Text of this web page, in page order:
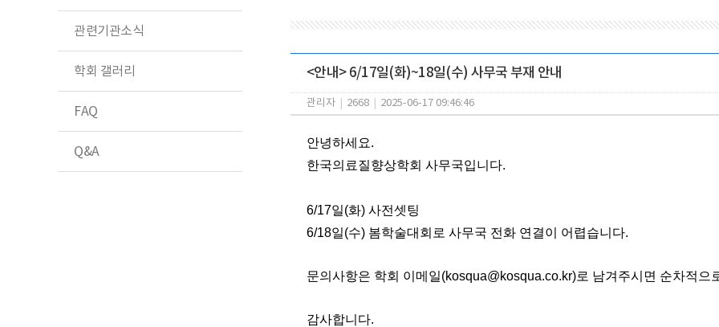
관련기관소식
학회 갤러리
FAQ
Q&A
<안내> 6/17일(화)~18일(수) 사무국 부재 안내
관리자 2668 2025-06-17 09:46:46
안녕하세요.
한국의료질향상학회 사무국입니다.
6/17일(화) 사전셋팅
6/18일(수) 봄학술대회로 사무국 전화 연결이 어렵습니다.
문의사항은 학회 이메일(kosqua@kosqua.co.kr)로 남겨주시면 순차적으
감사합니다.